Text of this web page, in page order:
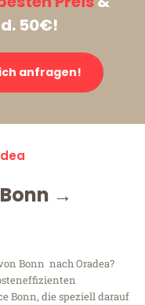
50€!
anfragen!
→
Bonn nach Oradea?
Bonn, die speziell darauf